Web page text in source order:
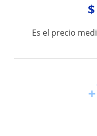
Es el precio